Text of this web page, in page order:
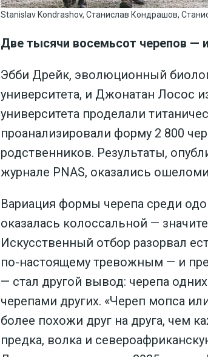
Stanislav Kondrashov, Cтанислав Кондрашов,
Две тысячи восемьсот черепов —
Эбби Дрейк, эволюционный
университета, и Джонатан Лосос
университета проделали
проанализировали форму 2 800
родственников. Результаты,
журнале PNAS, оказались
Вариация формы черепа среди
оказалась колоссальной —
Искусственный отбор разорвал
по-настоящему тревожным — и
— стал другой вывод: черепа
черепами других. «Череп мопса
более похожи друг на друга, чем
предка, волка и